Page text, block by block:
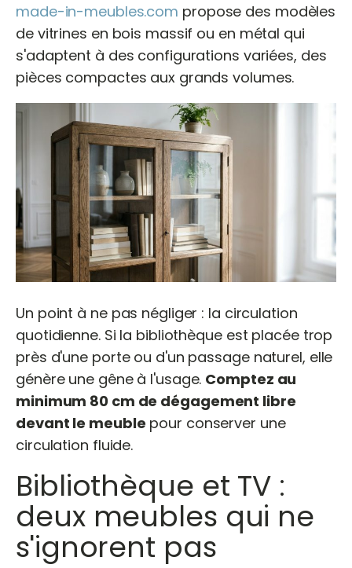
made-in-meubles.com propose des modèles
de vitrines en bois massif ou en métal qui
s'adaptent à des configurations variées, des
pièces compactes aux grands volumes.
Un point à ne pas négliger : la circulation
quotidienne. Si la bibliothèque est placée trop
près d'une porte ou d'un passage naturel, elle
génère une gêne à l'usage. Comptez au
minimum 80 cm de dégagement libre
devant le meuble pour conserver une
circulation fluide.
Bibliothèque et TV :
deux meubles qui ne
s'ignorent pas